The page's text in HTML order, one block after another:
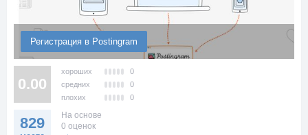
Регистрация в Postingram
0.00
хороших
0
средних
0
плохих
0
829
На основе
0 оценок